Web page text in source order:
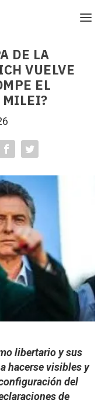
DE LA
VUELVE
EL
MILEI?
libertario y sus
hacerse visibles y
del
de